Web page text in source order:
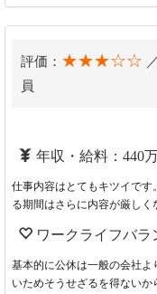
評価： ★★★☆☆ ／
員
年収・給料：440
仕事内容はとてもキツイで
る期間はさらに内容が厳しく
ワークライフバラ
基本的に公休は一般の会社
いためそうせざるを得ないか